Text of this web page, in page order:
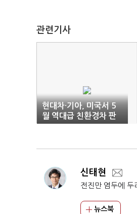
관련기사
현대차·기아, 미국서 5
월 역대급 친환경차 판
매
신태현
전진만 염두에 두
뉴스북